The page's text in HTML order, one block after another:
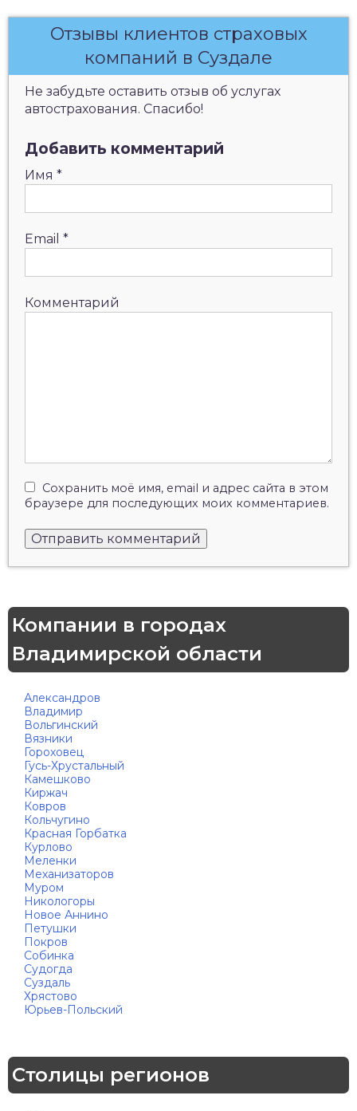
Отзывы клиентов страховых
компаний в Суздале
Не забудьте оставить отзыв об услугах
автострахования. Спасибо!
Добавить комментарий
Имя *
Email *
Комментарий
Сохранить моё имя, email и адрес сайта в этом
браузере для последующих моих комментариев.
Компании в городах
Владимирской области
Александров
Владимир
Вольгинский
Вязники
Гороховец
Гусь-Хрустальный
Камешково
Киржач
Ковров
Кольчугино
Красная Горбатка
Курлово
Меленки
Механизаторов
Муром
Никологоры
Новое Аннино
Петушки
Покров
Собинка
Судогда
Суздаль
Хрястово
Юрьев-Польский
Столицы регионов